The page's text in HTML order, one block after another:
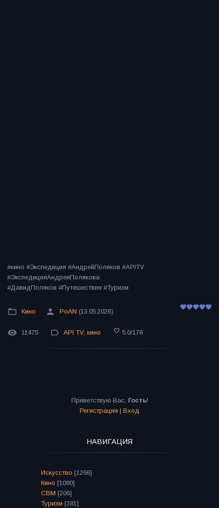
#кино #Экспедиция #АндрейПоляков #APITV
#ЭкспедицияАндреяПолякова
#ДавидПоляков #Путешествия #Туризм
Кино PoAN (13.05.2026)
11475 API TV, кино 5.0/178
Приветствую Вас, Гость!
Регистрация | Вход
НАВИГАЦИЯ
Искусство [1266]
Кино [1080]
СВМ [206]
Туризм [381]